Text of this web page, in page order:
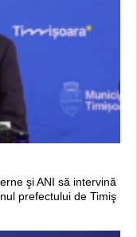
şi ANI să intervină
prefectului de Timiş